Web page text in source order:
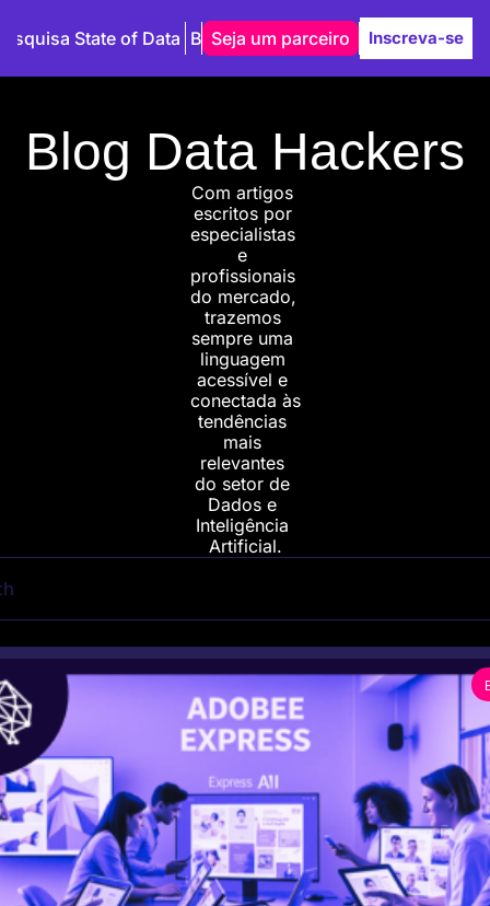
State of Data Blog Autores
Seja um parceiro Inscreva-se
Blog Data Hackers
Com artigos
escritos por
especialistas
e
profissionais
do mercado,
trazemos
sempre uma
linguagem
acessível e
conectada às
tendências
mais
relevantes
do setor de
Dados e
Inteligência
Artificial.